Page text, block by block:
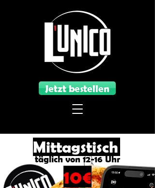
Jetzt bestellen
Mittagstisch
10€
täglich von 12-16 Uhr